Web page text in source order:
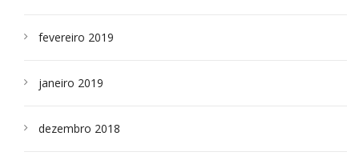
fevereiro 2019
janeiro 2019
dezembro 2018